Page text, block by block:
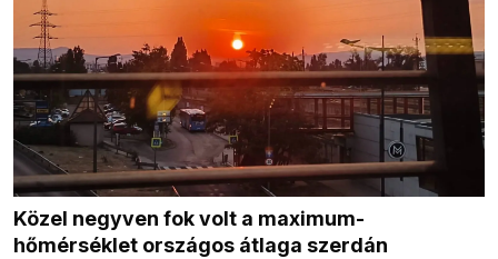
Közel negyven fok volt a maximum-
hőmérséklet országos átlaga szerdán